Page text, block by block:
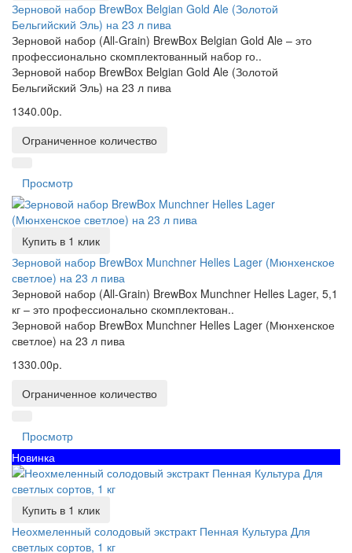
Зерновой набор BrewBox Belgian Gold Ale (Золотой
Бельгийский Эль) на 23 л пива
Зерновой набор (All-Grain) BrewBox Belgian Gold Ale – это
профессионально скомплектованный набор го..
Зерновой набор BrewBox Belgian Gold Ale (Золотой
Бельгийский Эль) на 23 л пива
1340.00р.
Ограниченное количество
Просмотр
Купить в 1 клик
Зерновой набор BrewBox Munchner Helles Lager (Мюнхенское
светлое) на 23 л пива
Зерновой набор (All-Grain) BrewBox Munchner Helles Lager, 5,1
кг – это профессионально скомплектован..
Зерновой набор BrewBox Munchner Helles Lager (Мюнхенское
светлое) на 23 л пива
1330.00р.
Ограниченное количество
Просмотр
Новинка
Купить в 1 клик
Неохмеленный солодовый экстракт Пенная Культура Для
светлых сортов, 1 кг